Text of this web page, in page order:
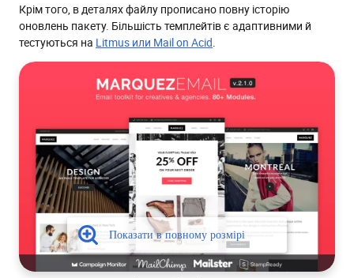
Крім того, в деталях файлу прописано повну історію
оновлень пакету. Більшість темплейтів є адаптивними й
тестуються на Litmus или Mail on Acid.